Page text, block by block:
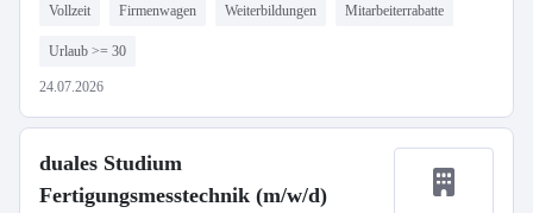
Vollzeit Firmenwagen Weiterbildungen Mitarbeiterrabatte
Urlaub >= 30
24.07.2026
duales Studium
Fertigungsmesstechnik (m/w/d)